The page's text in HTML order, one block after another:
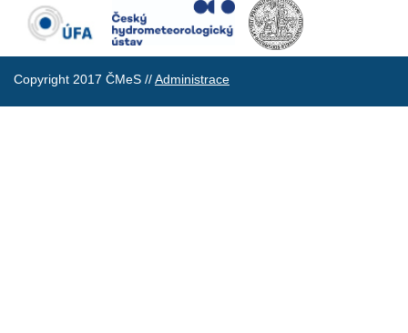
Copyright 2017 ČMeS //Administrace